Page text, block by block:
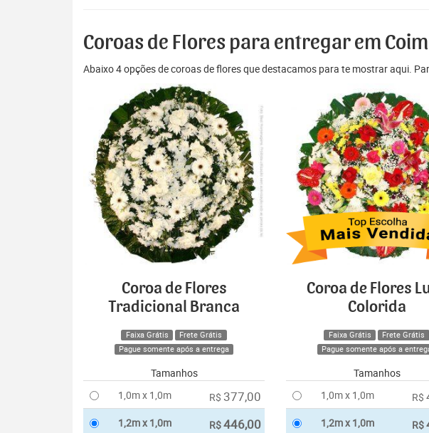
Coroas de Flores para entregar em
Abaixo 4 opções de coroas de flores que destacamos para te mostrar aqui.
Coroa de Flores
Tradicional Branca
Faixa Grátis
Frete Grátis
Pague somente após a entrega
Tamanhos
1,0m x 1,0m
R$ 377,00
1,2m x 1,0m R$446,00
Coroa de Flores
Colorida
Faixa Grátis
Frete Grátis
Pague somente após a
Tamanhos
1,0m x 1,0m
R$
1,2m x 1,0m R$